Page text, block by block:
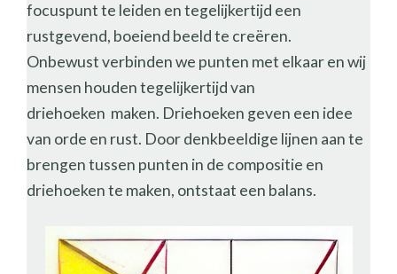
focuspunt te leiden en tegelijkertijd een
rustgevend, boeiend beeld te creëren.
Onbewust verbinden we punten met elkaar en wij
mensen houden tegelijkertijd van
driehoeken maken. Driehoeken geven een idee
van orde en rust. Door denkbeeldige lijnen aan te
brengen tussen punten in de compositie en
driehoeken te maken, ontstaat een balans.